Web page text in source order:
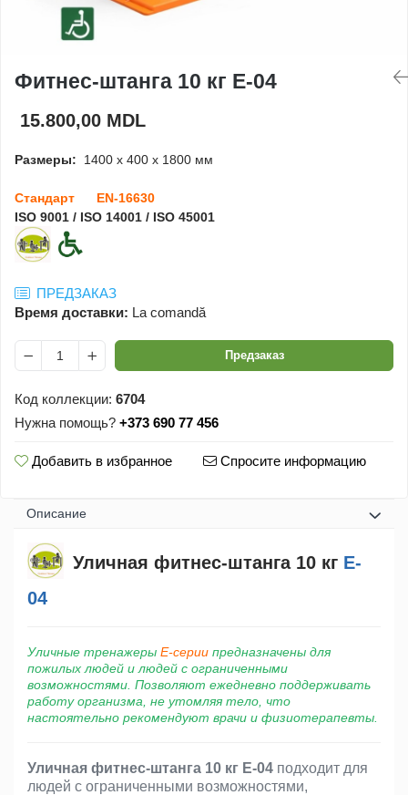
Игровые домики
Детские столики и
скамейки
Ограждения
Оборудование для
детских садов
Павильоны для детских
садов
Фитнес-штанга 10 кг E-04
15.800,00 MDL
Размеры: 1400 x 400 x 1800 мм
Стандарт EN-16630
ISO 9001 / ISO 14001 / ISO 45001
ПРЕДЗАКАЗ
Время доставки: La comandă
Предзаказ
Код коллекции: 6704
Нужна помощь? +373 690 77 456
Добавить в избранное Спросите информацию
Oписание
Уличная фитнес-штанга 10 кг E-
04
Уличные тренажеры Е-серии предназначены для
пожилых людей и людей с ограниченными
возможностями. Позволяют ежедневно поддерживать
работу организма, не утомляя тело, что
настоятельно рекомендуют врачи и физиотерапевты.
Уличная фитнес-штанга 10 кг E-04 подходит для
людей с ограниченными возможностями,